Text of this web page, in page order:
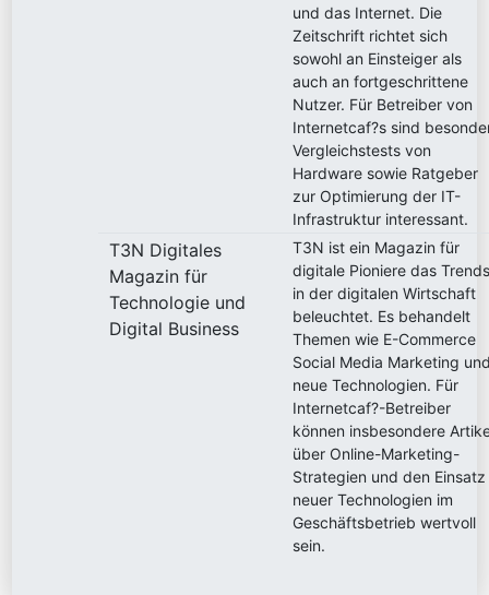
und das Internet. Die
Zeitschrift richtet sich
sowohl an Einsteiger als
auch an fortgeschrittene
Nutzer. Für Betreiber von
Internetcaf?s sind
Vergleichstests von
Hardware sowie Ratgeber
zur Optimierung der IT-
Infrastruktur interessant.
T3N Digitales
Magazin für
Technologie und
Digital Business
T3N ist ein Magazin für
digitale Pioniere das
in der digitalen Wirtschaft
beleuchtet. Es behandelt
Themen wie E-Commerce
Social Media Marketing
neue Technologien. Für
Internetcaf?-Betreiber
können insbesondere
über Online-Marketing-
Strategien und den Einsatz
neuer Technologien im
Geschäftsbetrieb wertvoll
sein.